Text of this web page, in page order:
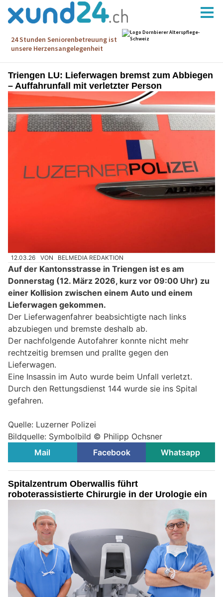
Triengen LU: Lieferwagen bremst zum Abbiegen
– Auffahrunfall mit verletzter Person
12.03.26 VON BELMEDIA REDAKTION
Auf der Kantonsstrasse in Triengen ist es am
Donnerstag (12. März 2026, kurz vor 09:00 Uhr) zu
einer Kollision zwischen einem Auto und einem
Lieferwagen gekommen.
Der Lieferwagenfahrer beabsichtigte nach links
abzubiegen und bremste deshalb ab.
Der nachfolgende Autofahrer konnte nicht mehr
rechtzeitig bremsen und prallte gegen den
Lieferwagen.
Eine Insassin im Auto wurde beim Unfall verletzt.
Durch den Rettungsdienst 144 wurde sie ins Spital
gefahren.
Quelle: Luzerner Polizei
Bildquelle: Symbolbild © Philipp Ochsner
Mail
Facebook Whatsapp
Spitalzentrum Oberwallis führt
roboterassistierte Chirurgie in der Urologie ein